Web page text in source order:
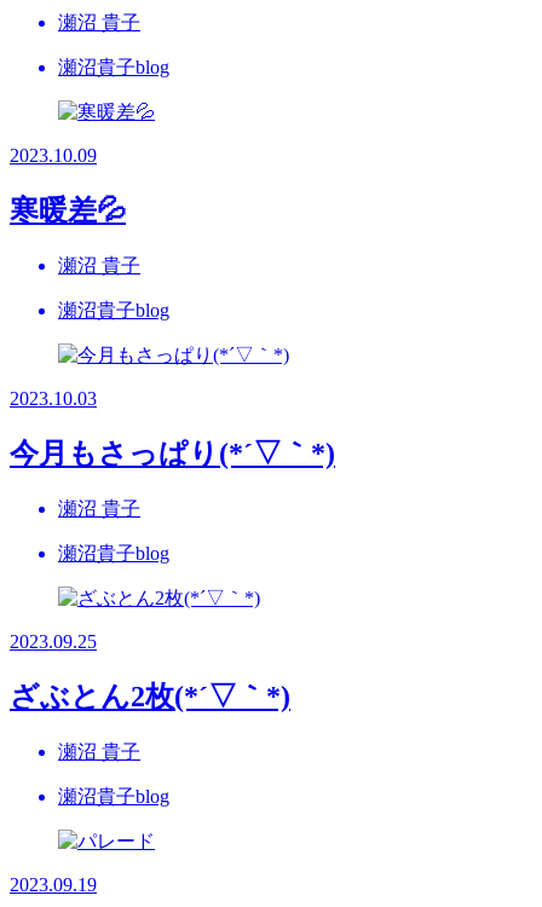
瀬沼 貴子
瀬沼貴子blog
2023.10.09
寒暖差💦
瀬沼 貴子
瀬沼貴子blog
2023.10.03
今月もさっぱり(*´▽｀*)
瀬沼 貴子
瀬沼貴子blog
2023.09.25
ざぶとん2枚(*´▽｀*)
瀬沼 貴子
瀬沼貴子blog
2023.09.19